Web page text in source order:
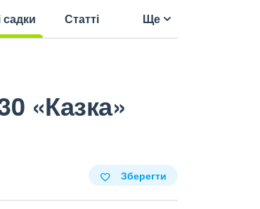
садки
Статті Ще
«Казка»
Зберегти